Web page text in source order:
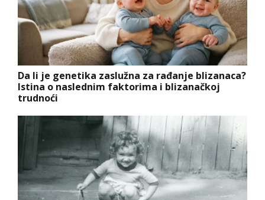
Da li je genetika zaslužna za rađanje blizanaca?
Istina o naslednim faktorima i blizanačkoj
trudnoći